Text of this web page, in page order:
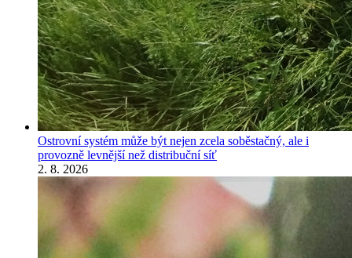
Ostrovní systém může být nejen zcela soběstačný, ale i
provozně levnější než distribuční síť
2. 8. 2026